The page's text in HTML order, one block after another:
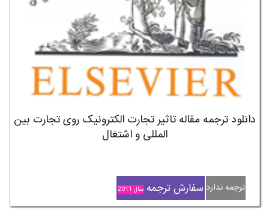
دانلود ترجمه مقاله تاثیر تجارت الکترونیک روی تجارت بین
المللی و اشتغال
ترجمه ندارد سفارش ترجمه سال 2011